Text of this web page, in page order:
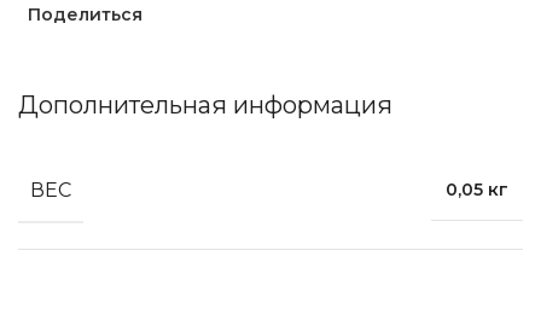
Поделиться
Дополнительная информация
ВЕС 0,05 кг